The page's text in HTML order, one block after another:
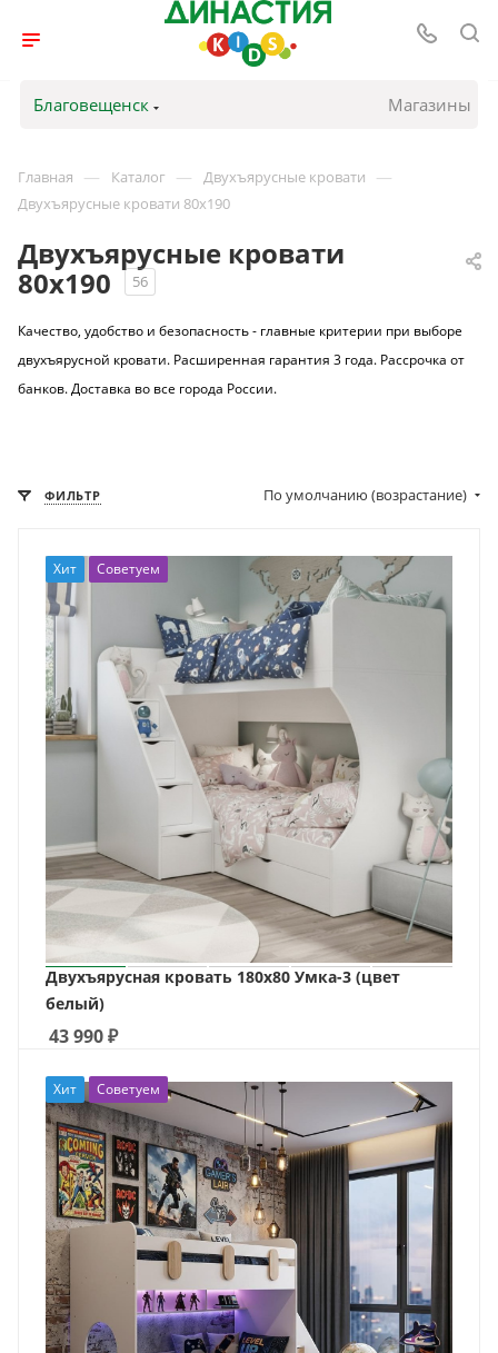
Благовещенск Магазины
Главная — Каталог — Двухъярусные кровати —
Двухъярусные кровати 80х190
Двухъярусные кровати
80х190
56
Качество, удобство и безопасность - главные критерии при выборе
двухъярусной кровати. Расширенная гарантия 3 года. Рассрочка от
банков. Доставка во все города России.
ФИЛЬТР По умолчанию (возрастание)
Хит Советуем
Двухъярусная кровать 180х80 Умка-3 (цвет
белый)
43 990₽
Хит Советуем